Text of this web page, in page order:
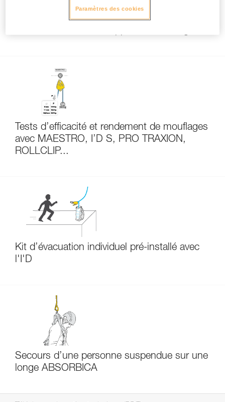
Tests d’efficacité et rendement de mouflages
avec MAESTRO, I’D S, PRO TRAXION,
ROLLCLIP...
Kit d’évacuation individuel pré-installé avec
l'I'D
Secours d’une personne suspendue sur une
longe ABSORBICA
Paramètres des cookies